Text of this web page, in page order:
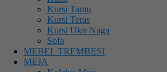
Kursi Tamu
Kursi Teras
Kursi Ukir Naga
Sofa
MEBEL TREMBESI
MEJA